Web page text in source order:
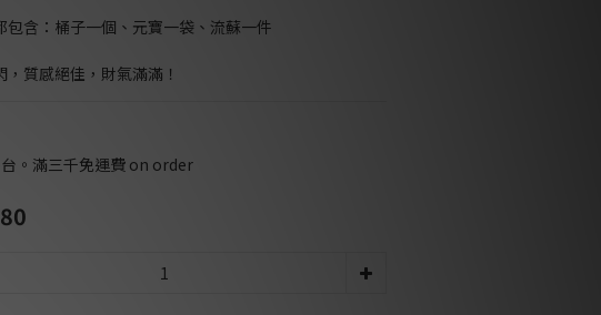
包含：桶子一個、元寶一袋、流蘇一件
，質感絕佳，財氣滿滿！
。滿三千免運費 on order